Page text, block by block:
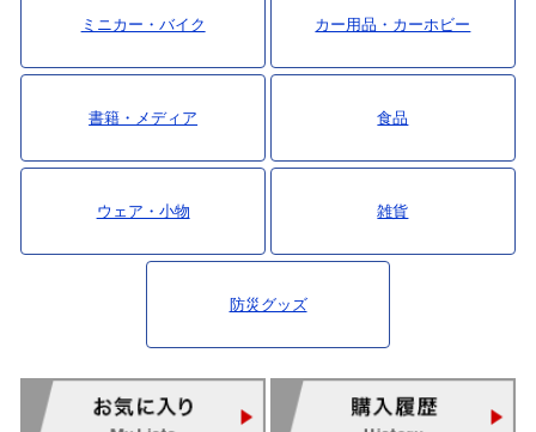
検索
ミニカー・バイク カー用品・カーホビー
書籍・メディア 食品
ウェア・小物 雑貨
防災グッズ